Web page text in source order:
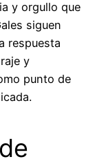
y orgullo que
siguen
respuesta
y
punto de